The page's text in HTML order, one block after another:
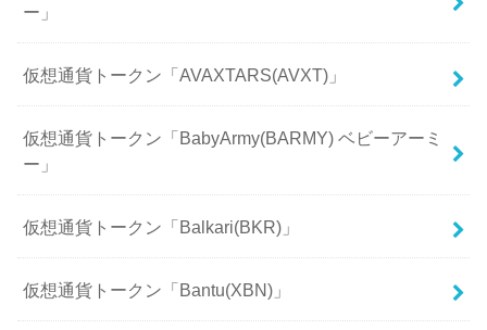
ー」
仮想通貨トークン「AVAXTARS(AVXT)」
仮想通貨トークン「BabyArmy(BARMY) ベビーアーミ
ー」
仮想通貨トークン「Balkari(BKR)」
仮想通貨トークン「Bantu(XBN)」